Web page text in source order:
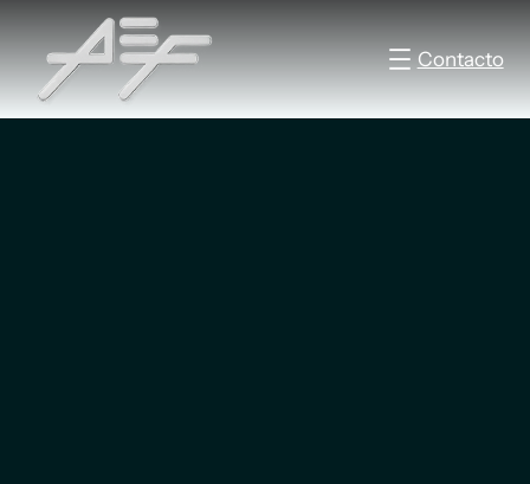
Contacto